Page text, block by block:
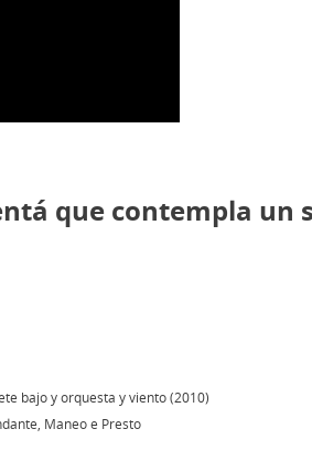
que contempla un
bajo y orquesta y viento (2010)
Maneo e Presto